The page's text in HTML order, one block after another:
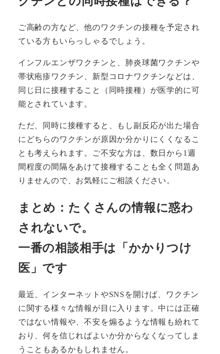
ご高齢の方など、他のワクチンの接種を予定され
ている方もいらっしゃるでしょう。
インフルエンザワクチンと、肺炎球菌ワクチンや
帯状疱疹ワクチン、新型コロナワクチンなどは、
同じ日に接種すること（同時接種）が医学的に可
能とされています。
ただ、同時に接種すると、もし副反応が出た場合
にどちらのワクチンが原因か分かりにくくなるこ
とも考えられます。ご不安な方は、数日から1週
間程度の間隔をあけて接種することも全く問題あ
りませんので、お気軽にご相談ください。
まとめ：たくさんの情報に惑わ
されないで。
一番の相談相手は「かかりつけ
医」です
最近、インターネットやSNSを開けば、ワクチン
に関する様々な情報が目に入ります。中には正確
ではない情報や、不安を煽るような情報も紛れて
おり、何を信じればよいか分からなくなってしま
うこともあるかもしれません。